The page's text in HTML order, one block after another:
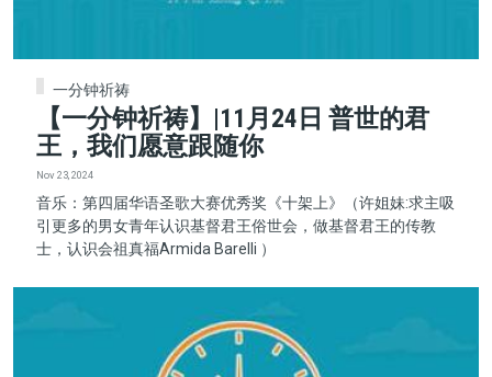
一分钟祈祷
【一分钟祈祷】|​​​​​​​11月24日 普世的君
王，我们愿意跟随你
Nov 23, 2024
音乐：第四届华语圣歌大赛优秀奖《十架上》（许姐妹:求主吸
引更多的男女青年认识基督君王俗世会，做基督君王的传教
士，认识会祖真福Armida Barelli ）